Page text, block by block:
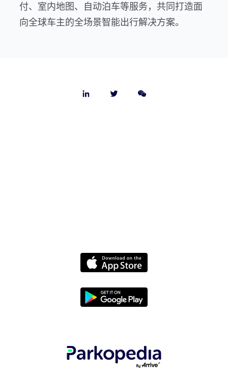
付、室内地图、自动泊车等服务，共同打造面
向全球车主的全场景智能出行解决方案。